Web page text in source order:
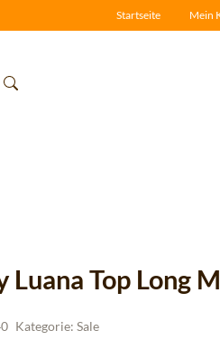
Startseite Mein
Luana Top Long
Kategorie:Sale